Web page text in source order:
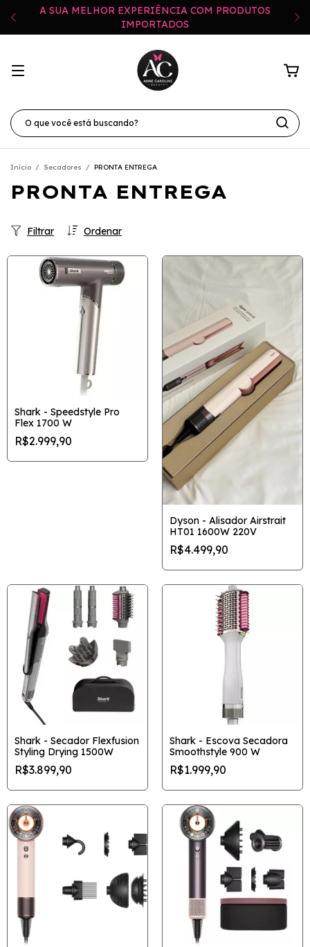
A SUA MELHOR EXPERIÊNCIA COM PRODUTOS
IMPORTADOS
Início / Secadores / PRONTA ENTREGA
PRONTA ENTREGA
Ordenar
Filtrar
Shark - Speedstyle Pro
Flex 1700 W
R$2.999,90
Dyson - Alisador Airstrait
HT01 1600W 220V
R$4.499,90
Shark - Secador Flexfusion
Styling Drying 1500W
R$3.899,90
Shark - Escova Secadora
Smoothstyle 900 W
R$1.999,90